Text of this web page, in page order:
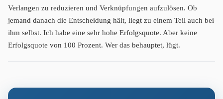
Verlangen zu reduzieren und Verknüpfungen aufzulösen. Ob
jemand danach die Entscheidung hält, liegt zu einem Teil auch bei
ihm selbst. Ich habe eine sehr hohe Erfolgsquote. Aber keine
Erfolgsquote von 100 Prozent. Wer das behauptet, lügt.